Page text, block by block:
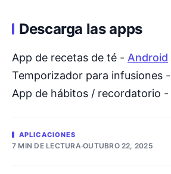
Descarga las apps
App de recetas de té - Android
Temporizador para infusiones -
App de hábitos / recordatorio -
APLICACIONES
7 MIN DE LECTURA·OUTUBRO 22, 2025